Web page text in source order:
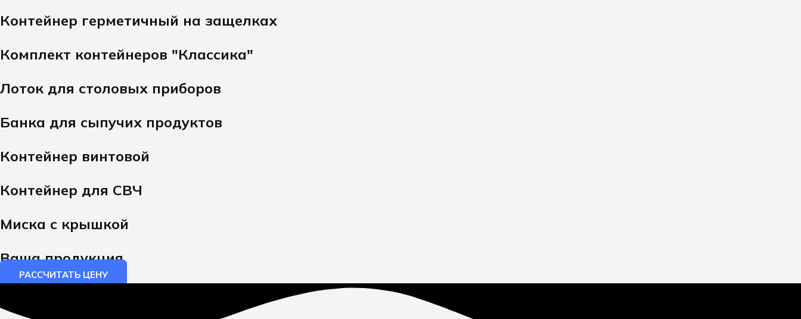
Контейнер герметичный на защелках
Комплект контейнеров "Классика"
Лоток для столовых приборов
Банка для сыпучих продуктов
Контейнер винтовой
Контейнер для СВЧ
Миска с крышкой
Ваша продукция
РАССЧИТАТЬ ЦЕНУ